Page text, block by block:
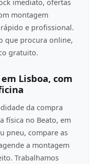
imediato, ofertas
montagem
e profissional.
que procura online,
gratuito.
Lisboa, com
da compra
física no Beato, em
pneu, compare as
a montagem
Trabalhamos